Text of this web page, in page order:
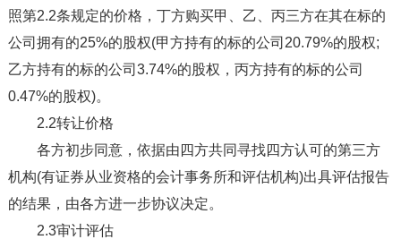
照第2.2条规定的价格，丁方购买甲、乙、丙三方在其在标的
公司拥有的25%的股权(甲方持有的标的公司20.79%的股权;
乙方持有的标的公司3.74%的股权，丙方持有的标的公司
0.47%的股权)。
2.2转让价格
各方初步同意，依据由四方共同寻找四方认可的第三方
机构(有证券从业资格的会计事务所和评估机构)出具评估报告
的结果，由各方进一步协议决定。
2.3审计评估